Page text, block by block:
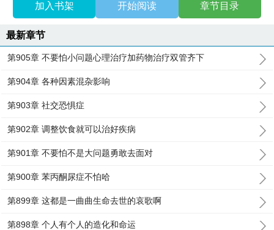
加入书架 开始阅读 章节目录
最新章节
第905章 不要怕小问题心理治疗加药物治疗双管齐下
第904章 各种因素混杂影响
第903章 社交恐惧症
第902章 调整饮食就可以治好疾病
第901章 不要怕不是大问题勇敢去面对
第900章 苯丙酮尿症不怕哈
第899章 这都是一曲曲生命去世的哀歌啊
第898章 个人有个人的造化和命运